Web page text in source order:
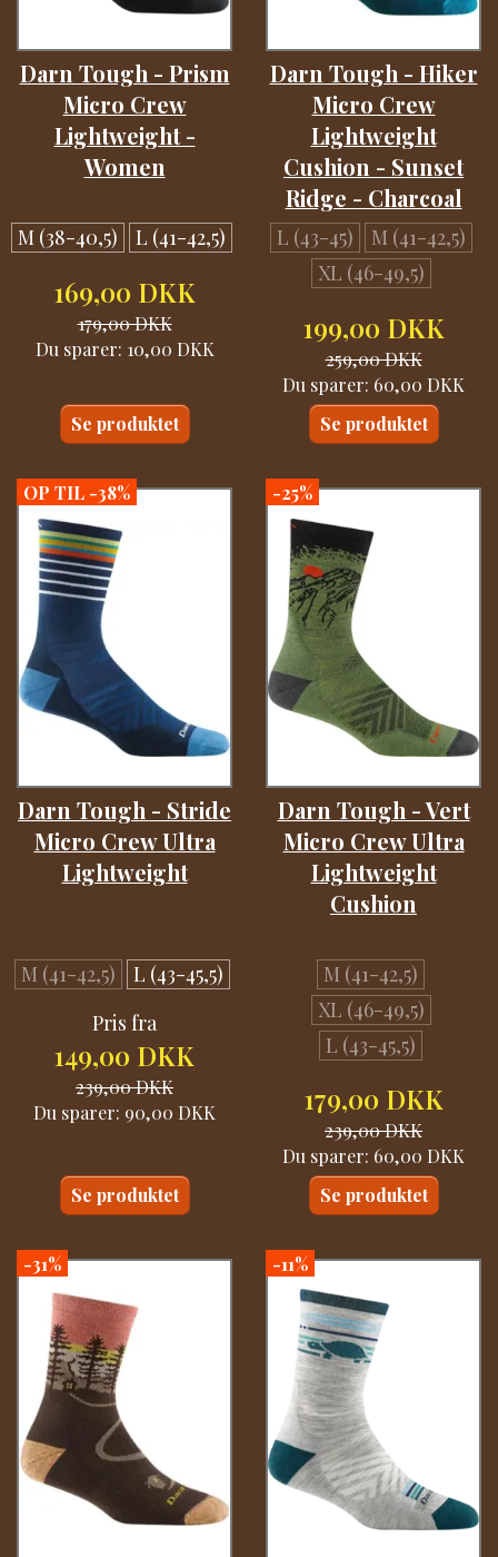
Darn Tough - Prism
Micro Crew
Lightweight -
Women
M (38-40,5) L (41-42,5)
169,00 DKK
179,00 DKK
Du sparer: 10,00 DKK
Se produktet
Darn Tough - Hiker
Micro Crew
Lightweight
Cushion - Sunset
Ridge - Charcoal
L (43-45)
M (41-42,5)
XL (46-49,5)
199,00 DKK
259,00 DKK
Du sparer: 60,00 DKK
Se produktet
OP TIL -38%
Darn Tough - Stride
Micro Crew Ultra
Lightweight
M (41-42,5)
L (43-45,5)
Pris fra
149,00 DKK
239,00 DKK
Du sparer: 90,00 DKK
Se produktet
-25%
Darn Tough - Vert
Micro Crew Ultra
Lightweight
Cushion
M (41-42,5)
XL (46-49,5)
L (43-45,5)
179,00 DKK
239,00 DKK
Du sparer: 60,00 DKK
Se produktet
-31% -11%